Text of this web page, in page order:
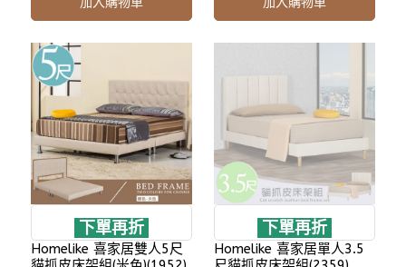
下單再折
Homelike 喜家居雙人5尺
下單再折
Homelike 喜家居單人3.5